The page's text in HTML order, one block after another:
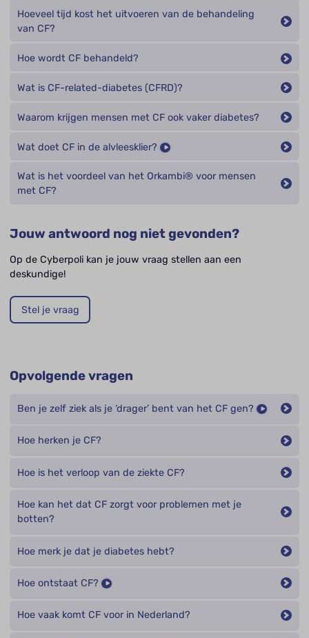
Hoeveel tijd kost het uitvoeren van de behandeling
van CF?
Hoe wordt CF behandeld?
Wat is CF-related-diabetes (CFRD)?
Waarom krijgen mensen met CF ook vaker diabetes?
Wat doet CF in de alvleesklier?
Wat is het voordeel van het Orkambi® voor mensen
met CF?
Jouw antwoord nog niet gevonden?
Op de Cyberpoli kan je jouw vraag stellen aan een
deskundige!
Stel je vraag
Opvolgende vragen
Ben je zelf ziek als je ‘drager’ bent van het CF gen?
Hoe herken je CF?
Hoe is het verloop van de ziekte CF?
Hoe kan het dat CF zorgt voor problemen met je
botten?
Hoe merk je dat je diabetes hebt?
Hoe ontstaat CF?
Hoe vaak komt CF voor in Nederland?